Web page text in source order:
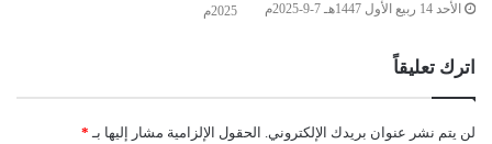
الأحد 14 ربيع الأول 1447هـ 7-9-2025م
2025م
اترك تعليقاً
لن يتم نشر عنوان بريدك الإلكتروني. الحقول الإلزامية مشار إليها بـ *